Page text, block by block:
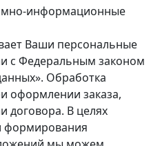
информационные
Ваши персональные
с Федеральным законом
Обработка
оформлении заказа,
договора. В целях
формирования